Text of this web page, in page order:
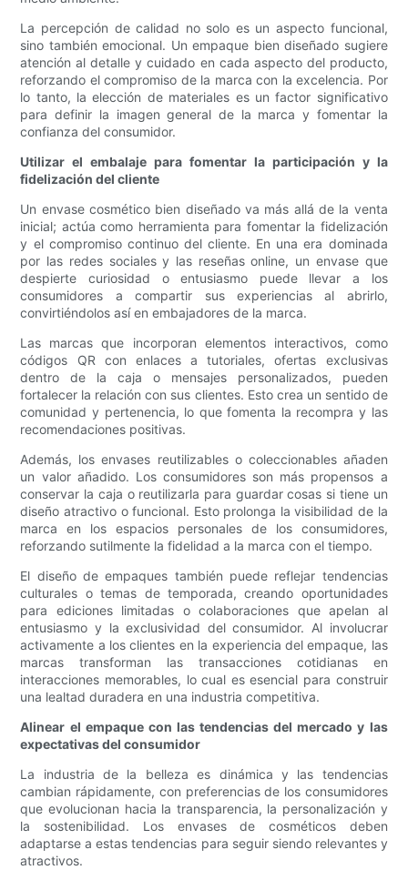
La percepción de calidad no solo es un aspecto funcional,
sino también emocional. Un empaque bien diseñado sugiere
atención al detalle y cuidado en cada aspecto del producto,
reforzando el compromiso de la marca con la excelencia. Por
lo tanto, la elección de materiales es un factor significativo
para definir la imagen general de la marca y fomentar la
confianza del consumidor.
Utilizar el embalaje para fomentar la participación y la
fidelización del cliente
Un envase cosmético bien diseñado va más allá de la venta
inicial; actúa como herramienta para fomentar la fidelización
y el compromiso continuo del cliente. En una era dominada
por las redes sociales y las reseñas online, un envase que
despierte curiosidad o entusiasmo puede llevar a los
consumidores a compartir sus experiencias al abrirlo,
convirtiéndolos así en embajadores de la marca.
Las marcas que incorporan elementos interactivos, como
códigos QR con enlaces a tutoriales, ofertas exclusivas
dentro de la caja o mensajes personalizados, pueden
fortalecer la relación con sus clientes. Esto crea un sentido de
comunidad y pertenencia, lo que fomenta la recompra y las
recomendaciones positivas.
Además, los envases reutilizables o coleccionables añaden
un valor añadido. Los consumidores son más propensos a
conservar la caja o reutilizarla para guardar cosas si tiene un
diseño atractivo o funcional. Esto prolonga la visibilidad de la
marca en los espacios personales de los consumidores,
reforzando sutilmente la fidelidad a la marca con el tiempo.
El diseño de empaques también puede reflejar tendencias
culturales o temas de temporada, creando oportunidades
para ediciones limitadas o colaboraciones que apelan al
entusiasmo y la exclusividad del consumidor. Al involucrar
activamente a los clientes en la experiencia del empaque, las
marcas transforman las transacciones cotidianas en
interacciones memorables, lo cual es esencial para construir
una lealtad duradera en una industria competitiva.
Alinear el empaque con las tendencias del mercado y las
expectativas del consumidor
La industria de la belleza es dinámica y las tendencias
cambian rápidamente, con preferencias de los consumidores
que evolucionan hacia la transparencia, la personalización y
la sostenibilidad. Los envases de cosméticos deben
adaptarse a estas tendencias para seguir siendo relevantes y
atractivos.